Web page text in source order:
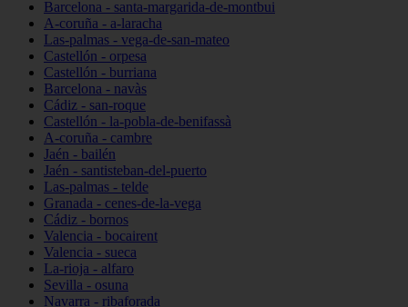
Barcelona - santa-margarida-de-montbui
A-coruña - a-laracha
Las-palmas - vega-de-san-mateo
Castellón - orpesa
Castellón - burriana
Barcelona - navàs
Cádiz - san-roque
Castellón - la-pobla-de-benifassà
A-coruña - cambre
Jaén - bailén
Jaén - santisteban-del-puerto
Las-palmas - telde
Granada - cenes-de-la-vega
Cádiz - bornos
Valencia - bocairent
Valencia - sueca
La-rioja - alfaro
Sevilla - osuna
Navarra - ribaforada